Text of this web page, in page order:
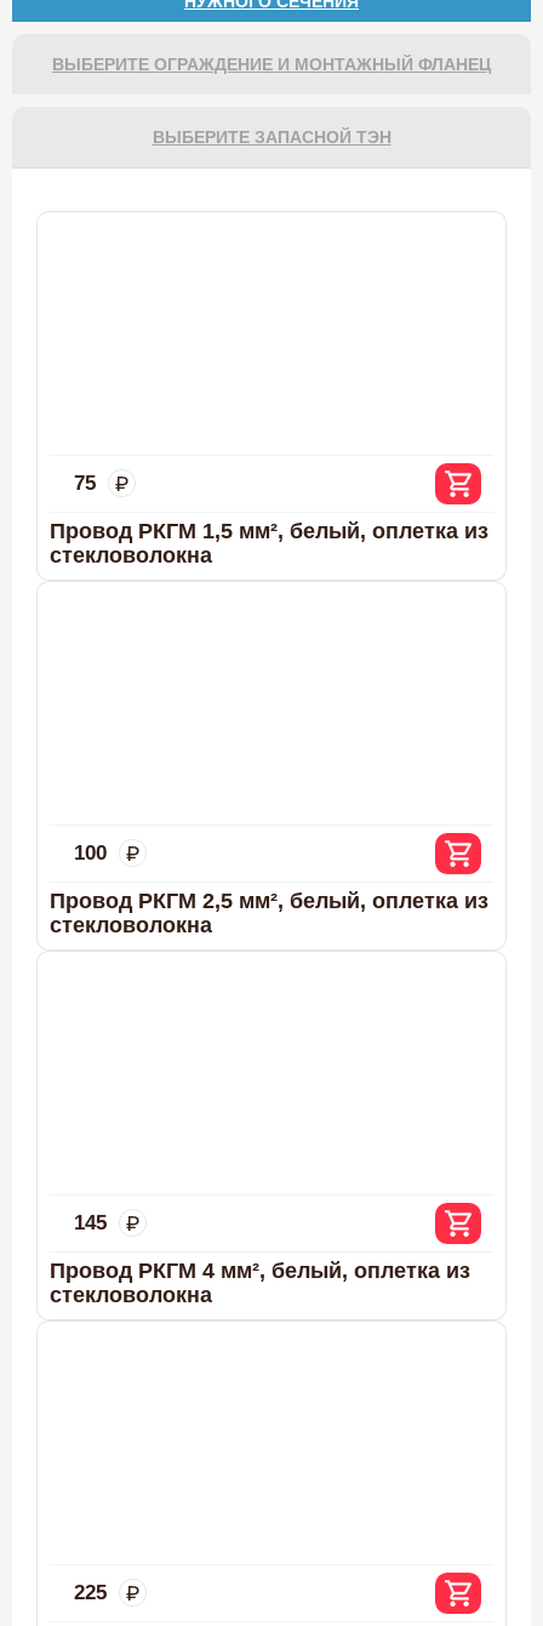
ВЫБЕРИТЕ ОГРАЖДЕНИЕ И МОНТАЖНЫЙ ФЛАНЕЦ
ВЫБЕРИТЕ ЗАПАСНОЙ ТЭН
75
Провод РКГМ 1,5 мм², белый, оплетка из
стекловолокна
100
Провод РКГМ 2,5 мм², белый, оплетка из
стекловолокна
145
Провод РКГМ 4 мм², белый, оплетка из
стекловолокна
225